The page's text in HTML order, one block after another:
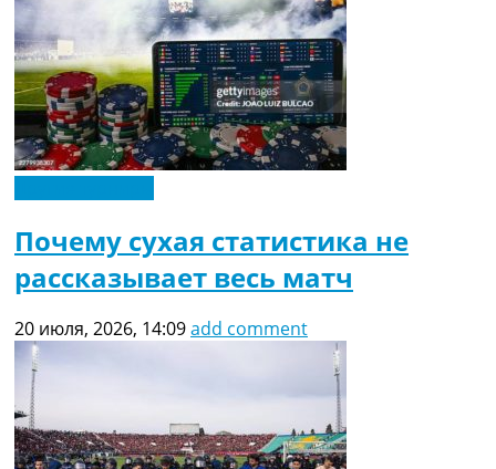
Почему сухая статистика не
рассказывает весь матч
20 июля, 2026, 14:09add comment